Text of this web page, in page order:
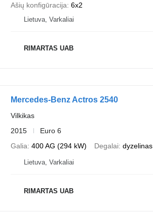
Ašių konfigūracija 6x2
Lietuva, Varkaliai
RIMARTAS UAB
Mercedes-Benz Actros 2540
Vilkikas
2015
Euro 6
Galia 400 AG (294 kW) Degalai dyzelinas
Lietuva, Varkaliai
RIMARTAS UAB